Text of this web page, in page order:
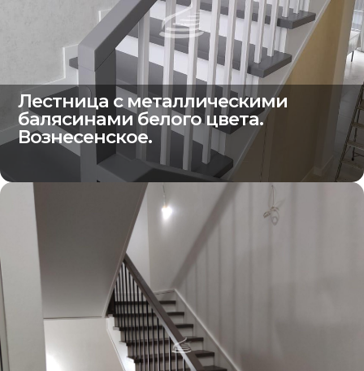
Лестница с металлическими
балясинами белого цвета.
Вознесенское.